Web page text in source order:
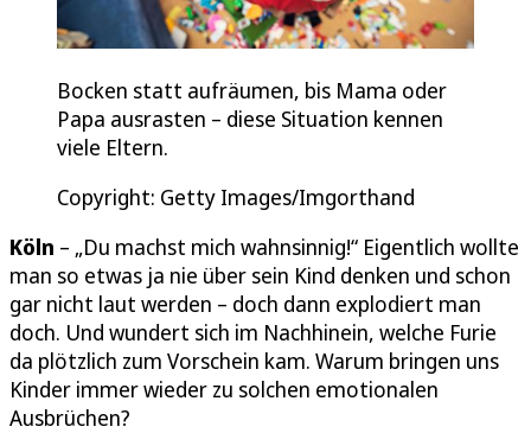
Bocken statt aufräumen, bis Mama oder
Papa ausrasten – diese Situation kennen
viele Eltern.
Copyright: Getty Images/Imgorthand
Köln – „Du machst mich wahnsinnig!“ Eigentlich wollte
man so etwas ja nie über sein Kind denken und schon
gar nicht laut werden – doch dann explodiert man
doch. Und wundert sich im Nachhinein, welche Furie
da plötzlich zum Vorschein kam. Warum bringen uns
Kinder immer wieder zu solchen emotionalen
Ausbrüchen?